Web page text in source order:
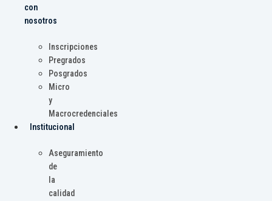
con
nosotros
Inscripciones
Pregrados
Posgrados
Micro
y
Macrocredenciales
Institucional
Aseguramiento
de
la
calidad